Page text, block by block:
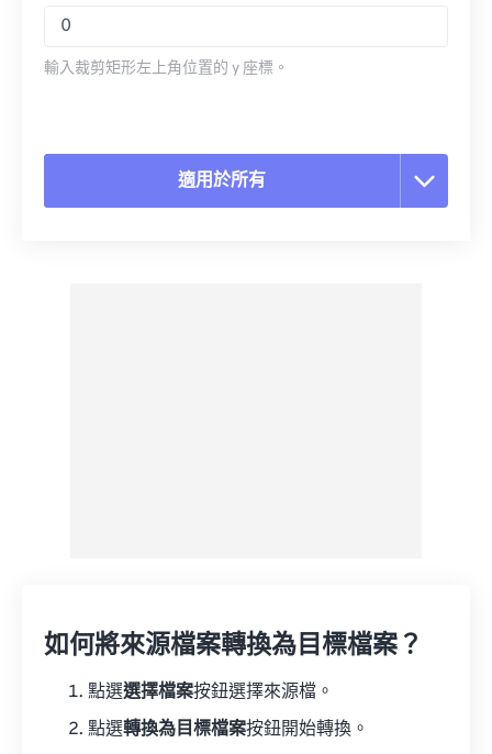
輸入裁剪矩形左上角位置的 y 座標。
適用於所有
如何將來源檔案轉換為目標檔案？
點選選擇檔案按鈕選擇來源檔。
點選轉換為目標檔案按鈕開始轉換。